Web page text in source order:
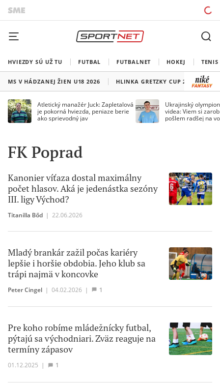
HVIEZDY SÚ UŽ TU FUTBAL FUTBALNET HOKEJ TENIS
MS V HÁDZANEJ ŽIEN U18 2026 HLINKA GRETZKY CUP 2026
Atletický manažér Juck: Zapletalová
je pokorná hviezda, peniaze berie
ako sprievodný jav
Ukrajinský
videa: Viem si
pošlem radšej na
FK Poprad
Kanonier víťaza dostal maximálny
počet hlasov. Aká je jedenástka sezóny
III. ligy Východ?
Titanilla Bőd | 22.06.2026
Mladý brankár zažil počas kariéry
lepšie i horšie obdobia. Jeho klub sa
trápi najmä v koncovke
Peter Cingel | 04.02.2026 | 1
Pre koho robíme mládežnícky futbal,
pýtajú sa východniari. Zväz reaguje na
termíny zápasov
01.12.2025 | 1